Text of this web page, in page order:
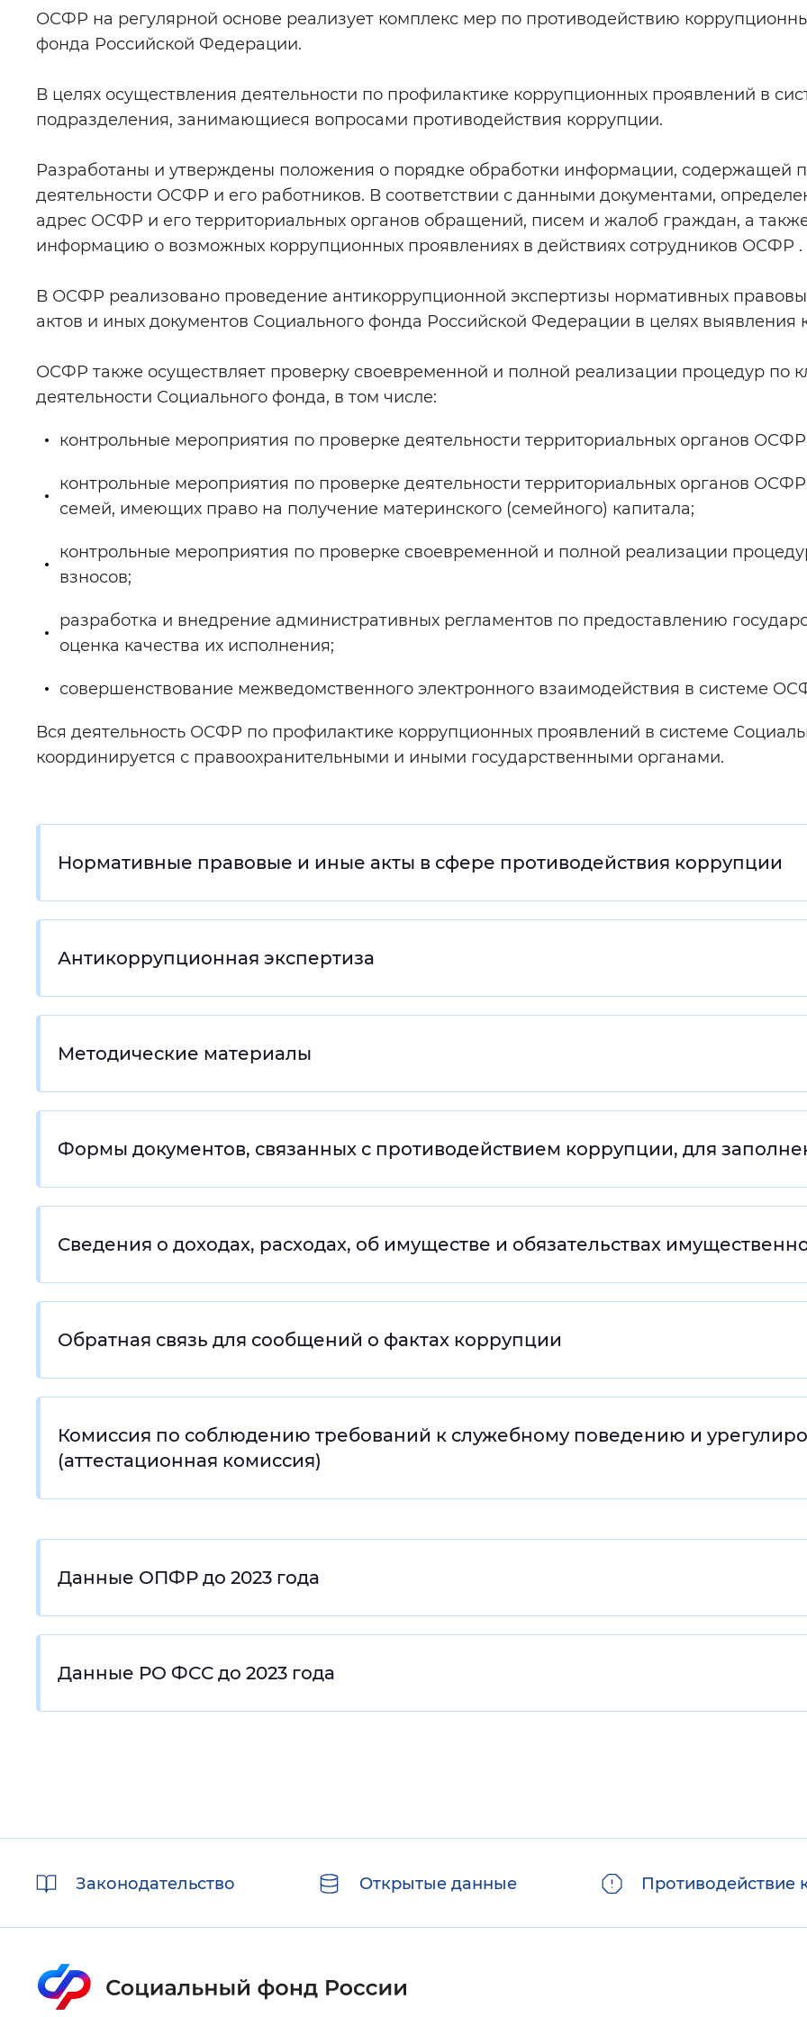
Цвет сайта: Монохромный Инверсивный монохромный
Изображения: Включены Выключены
Звуковой ассистент: Воспроизвести Остановить Повторить
ОСФР на регулярной основе реализует комплекс мер по противодействию
фонда Российской Федерации.
В целях осуществления деятельности по профилактике коррупционных проявлений в
подразделения, занимающиеся вопросами противодействия коррупции.
Разработаны и утверждены положения о порядке обработки информации, содержащей
деятельности ОСФР и его работников. В соответствии с данными документами,
адрес ОСФР и его территориальных органов обращений, писем и жалоб граждан, а
информацию о возможных коррупционных проявлениях в действиях сотрудников ОСФР .
В ОСФР реализовано проведение антикоррупционной экспертизы нормативных
актов и иных документов Социального фонда Российской Федерации в целях выявления
ОСФР также осуществляет проверку своевременной и полной реализации процедур
деятельности Социального фонда, в том числе:
контрольные мероприятия по проверке деятельности территориальных органов
контрольные мероприятия по проверке деятельности территориальных органов
семей, имеющих право на получение материнского (семейного) капитала;
контрольные мероприятия по проверке своевременной и полной реализации
взносов;
разработка и внедрение административных регламентов по предоставлению
оценка качества их исполнения;
совершенствование межведомственного электронного взаимодействия в системе
Вся деятельность ОСФР по профилактике коррупционных проявлений в системе
координируется с правоохранительными и иными государственными органами.
Нормативные правовые и иные акты в сфере противодействия коррупции
Антикоррупционная экспертиза
Методические материалы
Формы документов, связанных с противодействием коррупции, для
Сведения о доходах, расходах, об имуществе и обязательствах
Обратная связь для сообщений о фактах коррупции
Комиссия по соблюдению требований к служебному поведению и
(аттестационная комиссия)
Данные ОПФР до 2023 года
Данные РО ФСС до 2023 года
ссылкиЗаконодательство Открытые данные Противодействие